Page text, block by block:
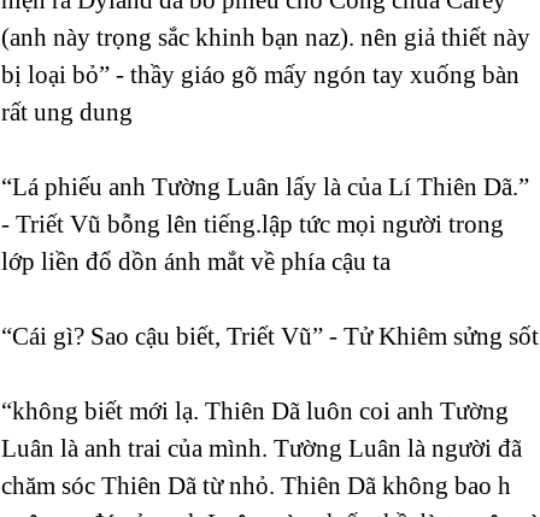
(anh này trọng sắc khinh bạn naz). nên giả thiết này
bị loại bỏ” - thầy giáo gõ mấy ngón tay xuống bàn
rất ung dung
“Lá phiếu anh Tường Luân lấy là của Lí Thiên Dã.”
- Triết Vũ bỗng lên tiếng.lập tức mọi người trong
lớp liền đổ dồn ánh mắt về phía cậu ta
“Cái gì? Sao cậu biết, Triết Vũ” - Tử Khiêm sửng sốt
“không biết mới lạ. Thiên Dã luôn coi anh Tường
Luân là anh trai của mình. Tường Luân là người đã
chăm sóc Thiên Dã từ nhỏ. Thiên Dã không bao h